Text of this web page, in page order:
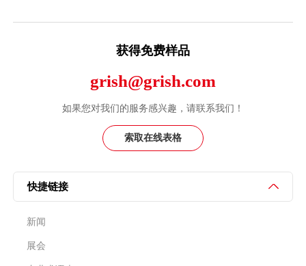
获得免费样品
grish@grish.com
如果您对我们的服务感兴趣，请联系我们！
索取在线表格
快捷链接
新闻
展会